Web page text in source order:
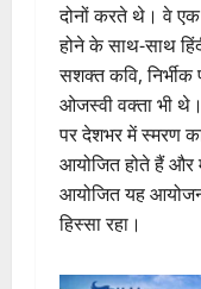
दोनों करते थे। वे
होने के साथ-साथ
सशक्त कवि,
ओजस्वी वक्ता भी
पर देशभर में स्मरण
आयोजित होते हैं और
आयोजित यह
हिस्सा रहा।